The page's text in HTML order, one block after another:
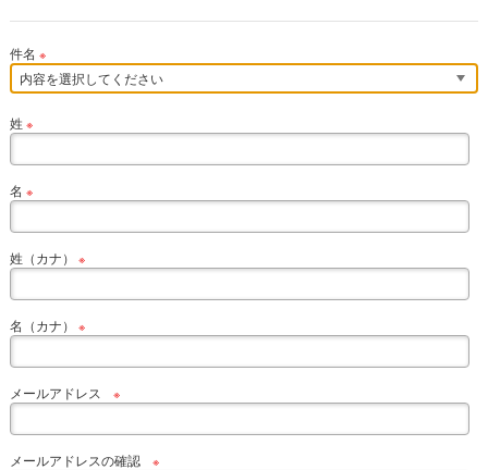
件名 ※
姓 ※
名 ※
姓（カナ） ※
名（カナ） ※
メールアドレス ※
メールアドレスの確認※